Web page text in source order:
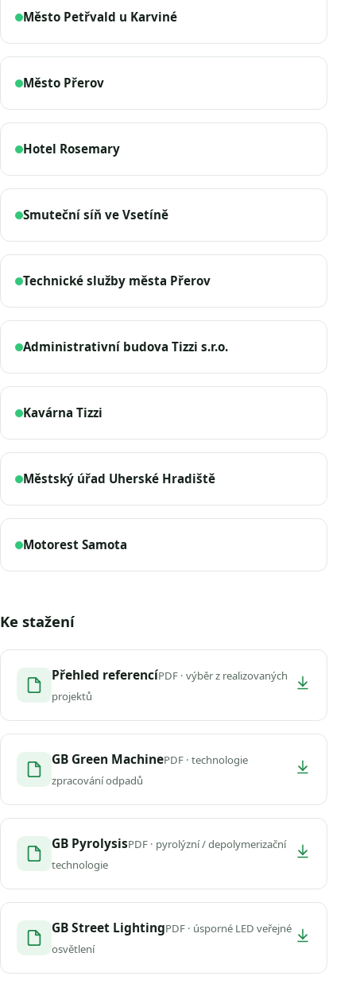
Město Petřvald u Karviné
Město Přerov
Hotel Rosemary
Smuteční síň ve Vsetíně
Technické služby města Přerov
Administrativní budova Tizzi s.r.o.
Kavárna Tizzi
Městský úřad Uherské Hradiště
Motorest Samota
Ke stažení
Přehled referencíPDF · výběr z realizovaných
projektů
GB Green MachinePDF · technologie
zpracování odpadů
GB PyrolysisPDF · pyrolýzní / depolymerizační
technologie
GB Street LightingPDF · úsporné LED veřejné
osvětlení